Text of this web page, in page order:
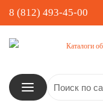
8 (812) 493-45-00
Каталоги